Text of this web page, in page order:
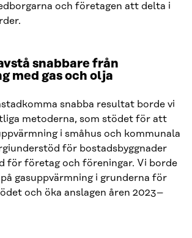
och företagen att delta i
snabbare från
med gas och olja
snabba resultat borde vi
metoderna, som stödet för att
i småhus och kommunala
för bostadsbyggnader
för företag och föreningar. Vi borde
gasuppvärmning i grunderna för
och öka anslagen åren 2023–